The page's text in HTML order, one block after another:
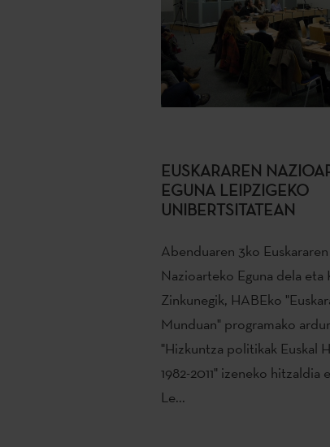
EUSKARAREN
EGUNA LEIPZIGEKO
UNIBERTSITATEAN
Abenduaren 3ko Euskararen
Nazioarteko Eguna dela eta
Zinkunegik, HABEko
Munduan" programako
"Hizkuntza politikak Euskal
1982-2011" izeneko hitzaldia
Le...